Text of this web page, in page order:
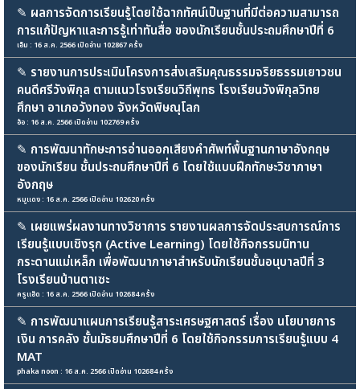
✎ ผลการจัดการเรียนรู้โดยใช้ฉากทัศน์เป็นฐานที่มีต่อความสามารถ
การแก้ปัญหาและการรู้เท่าทันสื่อ ของนักเรียนชั้นประถมศึกษาปีที่ 6
เอ็ม : 16 ส.ค. 2566 เปิดอ่าน 102867 ครั้ง
✎ รายงานการประเมินโครงการส่งเสริมคุณธรรมจริยธรรมเยาวชน
คนดีศรีวังพิกุล ตามแนวโรงเรียนวิถีพุทธ โรงเรียนวังพิกุลวิทย
ศึกษา อาเภอวังทอง จังหวัดพิษณุโลก
อ้อ : 16 ส.ค. 2566 เปิดอ่าน 102769 ครั้ง
✎ การพัฒนาทักษะการอ่านออกเสียงคำศัพท์พื้นฐานภาษาอังกฤษ
ของนักเรียน ชั้นประถมศึกษาปีที่ 6 โดยใช้แบบฝึกทักษะวิชาภาษา
อังกฤษ
หมูแดง : 16 ส.ค. 2566 เปิดอ่าน 102620 ครั้ง
✎ เผยแพร่ผลงานทางวิชาการ รายงานผลการจัดประสบการณ์การ
เรียนรู้แบบเชิงรุก (Active Learning) โดยใช้กิจกรรมนิทาน
กระดานแม่เหล็ก เพื่อพัฒนาภาษาสำหรับนักเรียนชั้นอนุบาลปีที่ 3
โรงเรียนบ้านตาเซะ
ครูแอ๊ด : 16 ส.ค. 2566 เปิดอ่าน 102684 ครั้ง
✎ การพัฒนาแผนการเรียนรู้สาระเศรษฐศาสตร์ เรื่อง นโยบายการ
เงิน การคลัง ชั้นมัธยมศึกษาปีที่ 6 โดยใช้กิจกรรมการเรียนรู้แบบ 4
MAT
phaka noon : 16 ส.ค. 2566 เปิดอ่าน 102684 ครั้ง